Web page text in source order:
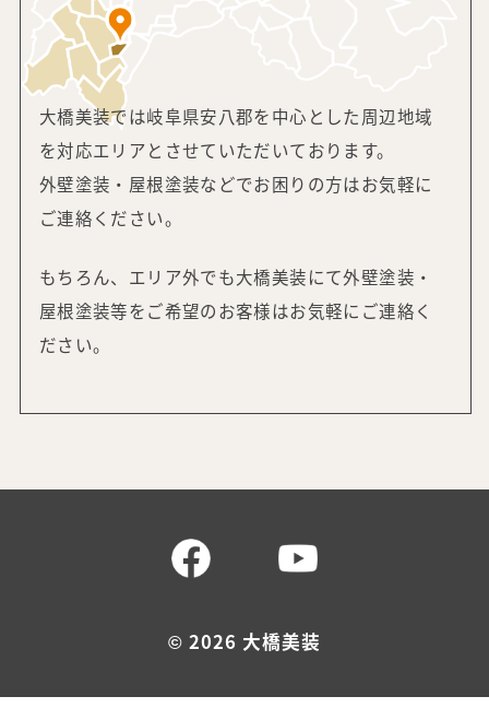
大橋美装では岐阜県安八郡を中心とした周辺地域
を対応エリアと させていただいております。
外壁塗装・屋根塗装などでお困りの方はお気軽に
ご連絡ください。
もちろん、エリア外でも大橋美装にて外壁塗装・
屋根塗装等をご希望のお客様はお気軽にご連絡く
ださい。
©2026 大橋美装